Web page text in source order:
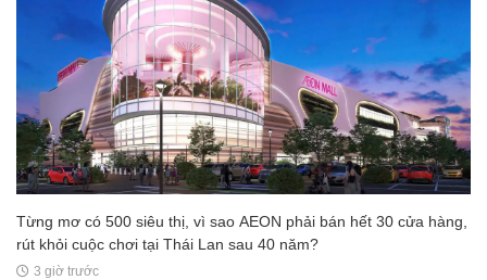
Từng mơ có 500 siêu thị, vì sao AEON phải bán hết 30 cửa hàng,
rút khỏi cuộc chơi tại Thái Lan sau 40 năm?
3 giờ trước